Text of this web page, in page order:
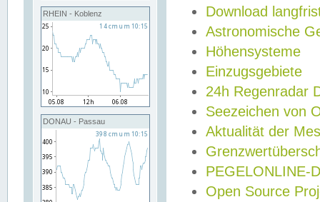
RHEIN - Koblenz
DONAU - Passau
Download
Astronomische
Höhensysteme
Einzugsgebiete
24h Regenradar
Seezeichen von
Aktualität der
PEGELONLINE-
Open Source